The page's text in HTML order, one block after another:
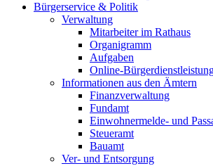
Bürgerservice & Politik
Verwaltung
Mitarbeiter im Rathaus
Organigramm
Aufgaben
Online-
Informationen aus den Ämtern
Finanzverwaltung
Fundamt
Einwohnermelde- und
Steueramt
Bauamt
Ver- und Entsorgung